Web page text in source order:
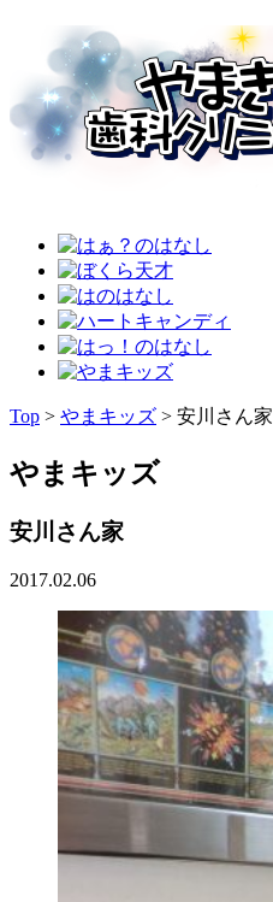
Top > やまキッズ > 安川さん家
やまキッズ
安川さん家
2017.02.06